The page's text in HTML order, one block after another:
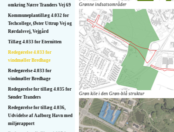
omkring Nørre Tranders Vej 69
Kommuneplantillæg 4.032 for
Techcollege, Øster Uttrup Vej og
Rørdalsvej, Vejgård
Tillæg 4.033 for Eternitten
Redegørelse 4.033 for
vindmøller Bredhage
Redegørelse 4.033 for
vindmøller Bredhage
Redegørelse for tillæg 4.035 for
Sønder Tranders
Redegørelse for tillæg 4.036,
Udvidelse af Aalborg Havn med
miljørapport
Grønne indsatsområder
Grøn kile i den Grøn-blå struktur